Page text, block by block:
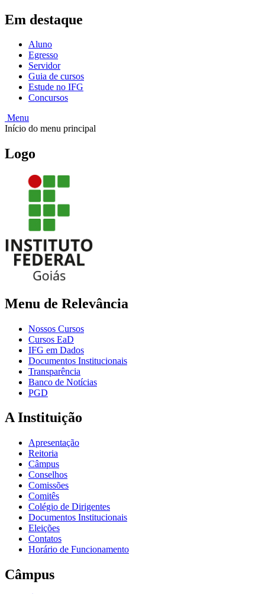
Em destaque
Aluno
Egresso
Servidor
Guia de cursos
Estude no IFG
Concursos
Menu
Início do menu principal
Logo
Menu de Relevância
Nossos Cursos
Cursos EaD
IFG em Dados
Documentos Institucionais
Transparência
Banco de Notícias
PGD
A Instituição
Apresentação
Reitoria
Câmpus
Conselhos
Comissões
Comitês
Colégio de Dirigentes
Documentos Institucionais
Eleições
Contatos
Horário de Funcionamento
Câmpus